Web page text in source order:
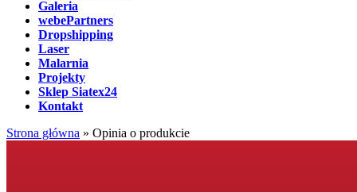
Galeria
webePartners
Dropshipping
Laser
Malarnia
Projekty
Sklep Siatex24
Kontakt
Strona główna » Opinia o produkcie